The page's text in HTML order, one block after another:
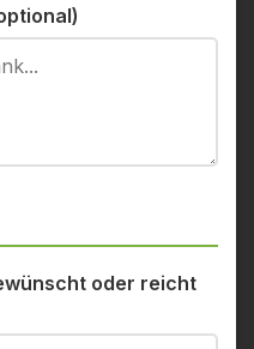
oder reicht